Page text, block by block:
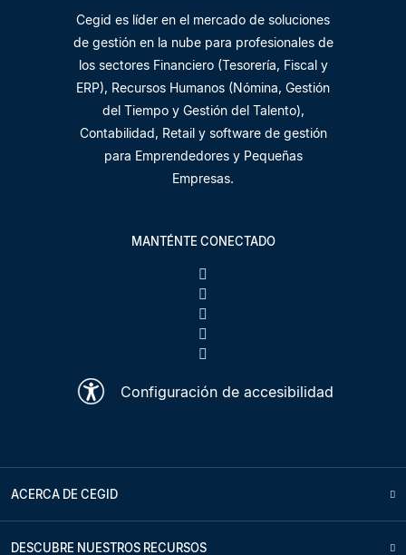
Cegid es líder en el mercado de soluciones
de gestión en la nube para profesionales de
los sectores Financiero (Tesorería, Fiscal y
ERP), Recursos Humanos (Nómina, Gestión
del Tiempo y Gestión del Talento),
Contabilidad, Retail y software de gestión
para Emprendedores y Pequeñas
Empresas.
MANTÉNTE CONECTADO
Configuración de accesibilidad
ACERCA DE CEGID
DESCUBRE NUESTROS RECURSOS